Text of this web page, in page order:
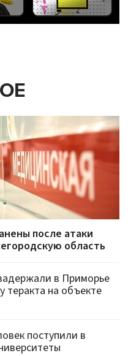
после атаки
область
в Приморье
теракта на объекте
поступили в